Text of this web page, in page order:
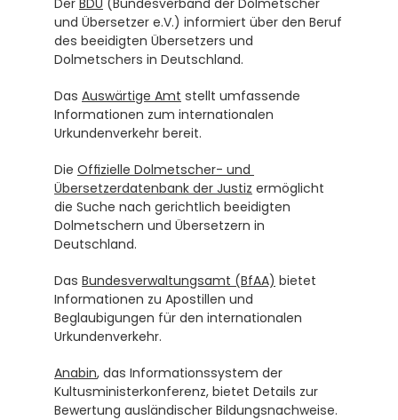
Der BDÜ (Bundesverband der Dolmetscher
und Übersetzer e.V.) informiert über den Beruf
des beeidigten Übersetzers und
Dolmetschers in Deutschland.
Das Auswärtige Amt stellt umfassende
Informationen zum internationalen
Urkundenverkehr bereit.
Die Offizielle Dolmetscher- und
Übersetzerdatenbank der Justiz ermöglicht
die Suche nach gerichtlich beeidigten
Dolmetschern und Übersetzern in
Deutschland.
Das Bundesverwaltungsamt (BfAA) bietet
Informationen zu Apostillen und
Beglaubigungen für den internationalen
Urkundenverkehr.
Anabin, das Informationssystem der
Kultusministerkonferenz, bietet Details zur
Bewertung ausländischer Bildungsnachweise.